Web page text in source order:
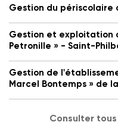
Gestion du périscolaire
Gestion et exploitation
Petronille » - Saint-
Gestion de
Marcel Bontemps » de
Consulter